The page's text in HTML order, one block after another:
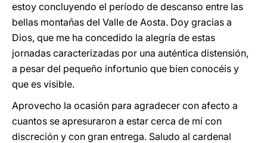
estoy concluyendo el período de descanso entre las
bellas montañas del Valle de Aosta. Doy gracias a
Dios, que me ha concedido la alegría de estas
jornadas caracterizadas por una auténtica distensión,
a pesar del pequeño infortunio que bien conocéis y
que es visible.
Aprovecho la ocasión para agradecer con afecto a
cuantos se apresuraron a estar cerca de mí con
discreción y con gran entrega. Saludo al cardenal